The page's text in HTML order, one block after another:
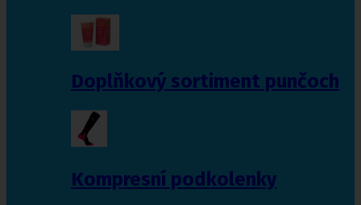
Doplňkový sortiment punčoch
Kompresní podkolenky